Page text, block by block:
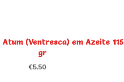
(Ventresca) em Azeite 115
gr
€5.50